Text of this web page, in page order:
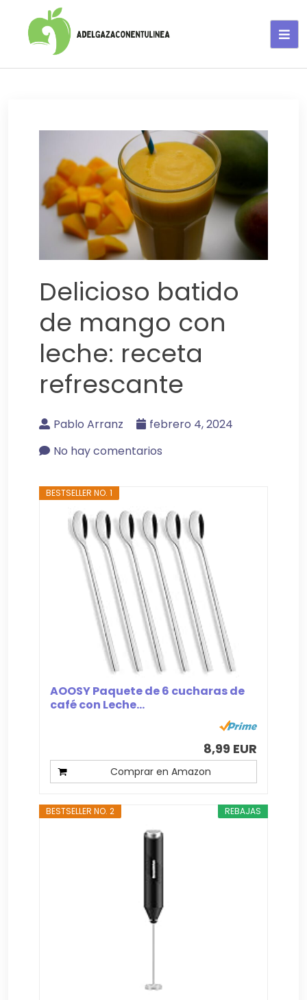
Delicioso batido
de mango con
leche: receta
refrescante
Pablo Arranz
febrero 4, 2024
No hay comentarios
BESTSELLER NO. 1
AOOSY Paquete de 6 cucharas de
café con Leche...
8,99 EUR
Comprar en Amazon
REBAJAS
BESTSELLER NO. 2